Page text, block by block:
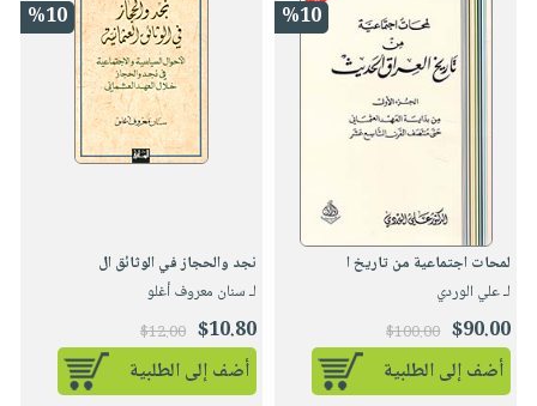
%10
لمحات اجتماعية من تاريخ ا
لـ علي الوردي
$90.00
$100.00
أضف إلى الطلبية
%10
نجد والحجاز في الوثائق ال
لـ سنان معروف أغلو
$10.80
$12.00
أضف إلى الطلبية